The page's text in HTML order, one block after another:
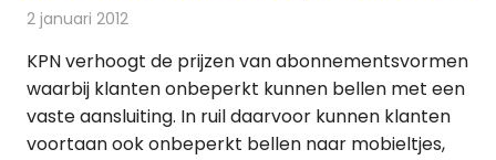
2 januari 2012
KPN verhoogt de prijzen van abonnementsvormen
waarbij klanten onbeperkt kunnen bellen met een
vaste aansluiting. In ruil daarvoor kunnen klanten
voortaan ook onbeperkt bellen naar mobieltjes,